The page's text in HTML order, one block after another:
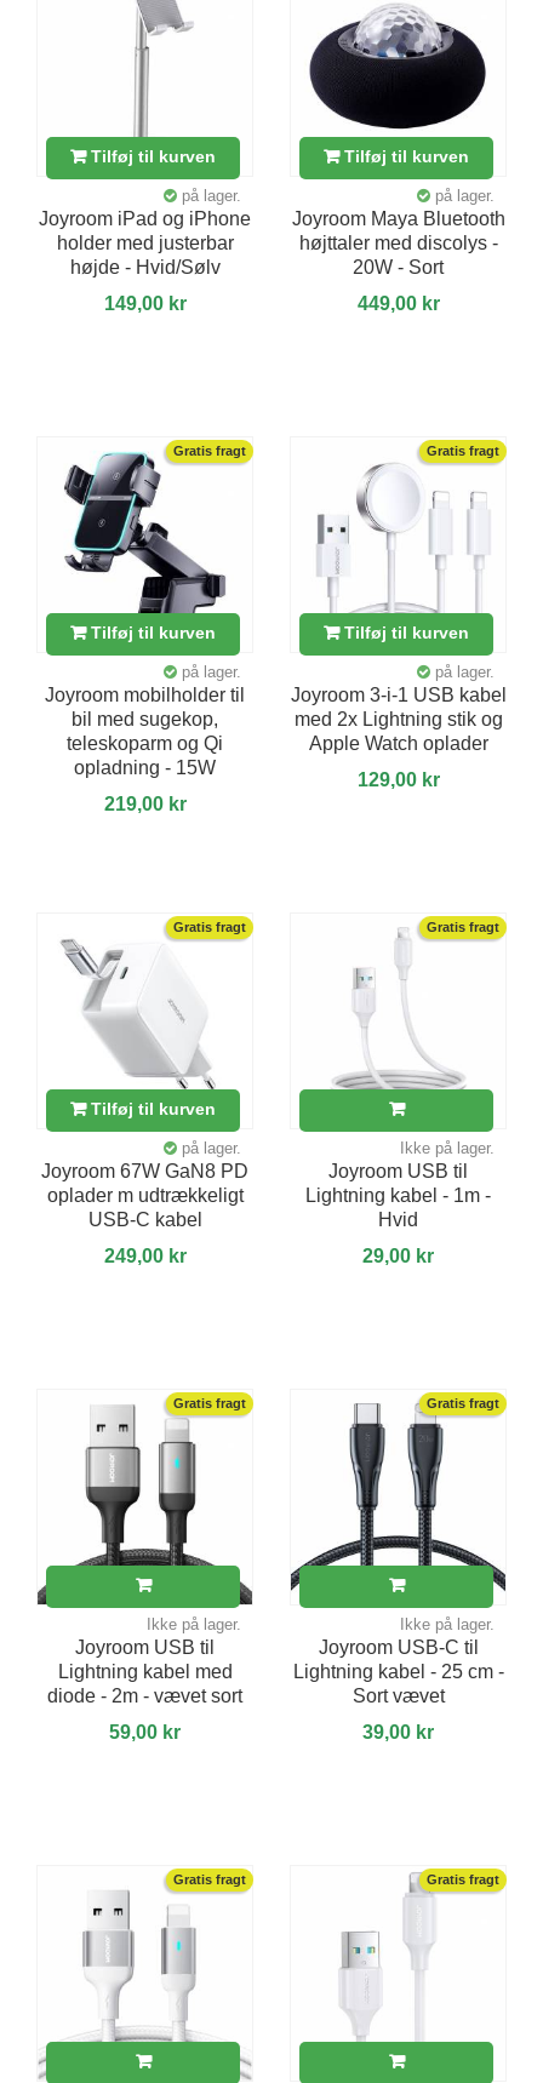
Tilføj til kurven
på lager.
Joyroom iPad og iPhone
holder med justerbar
højde - Hvid/Sølv
149,00 kr
Tilføj til kurven
på lager.
Joyroom Maya Bluetooth
højttaler med discolys -
20W - Sort
449,00 kr
Gratis fragt
Tilføj til kurven
på lager.
Joyroom mobilholder til
bil med sugekop,
teleskoparm og Qi
opladning - 15W
219,00 kr
Gratis fragt
Tilføj til kurven
på lager.
Joyroom 3-i-1 USB kabel
med 2x Lightning stik og
Apple Watch oplader
129,00 kr
Gratis fragt
Tilføj til kurven
på lager.
Joyroom 67W GaN8 PD
oplader m udtrækkeligt
USB-C kabel
249,00 kr
Gratis fragt
Ikke på lager.
Joyroom USB til
Lightning kabel - 1m -
Hvid
29,00 kr
Gratis fragt
Ikke på lager.
Joyroom USB til
Lightning kabel med
diode - 2m - vævet sort
59,00 kr
Gratis fragt
Ikke på lager.
Joyroom USB-C til
Lightning kabel - 25 cm -
Sort vævet
39,00 kr
Gratis fragt Gratis fragt